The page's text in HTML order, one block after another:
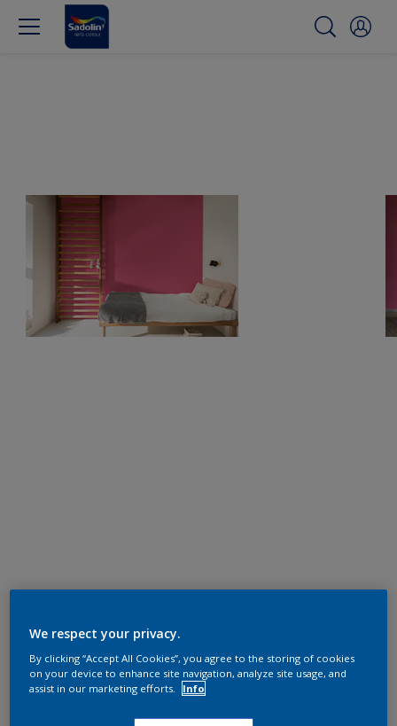
We respect your privacy.
By clicking “Accept All Cookies”, you agree to the storing of cookies
on your device to enhance site navigation, analyze site usage, and
assist in our marketing efforts.
Info